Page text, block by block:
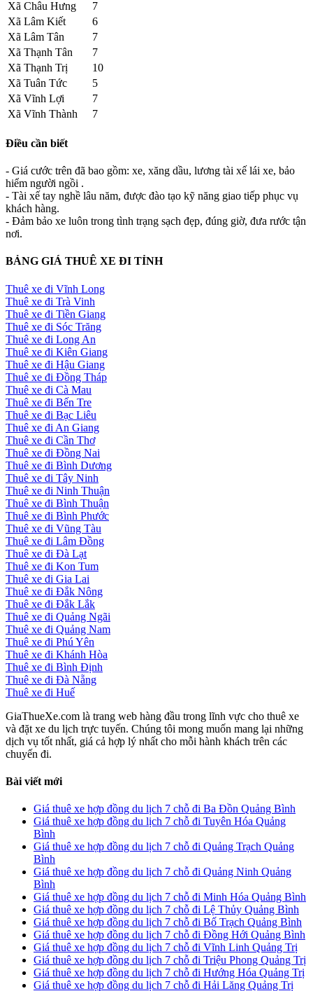
Xã Châu Hưng
7
Xã Lâm Kiết
6
Xã Lâm Tân
7
Xã Thạnh Tân
7
Xã Thạnh Trị
10
Xã Tuân Tức
5
Xã Vĩnh Lợi
7
Xã Vĩnh Thành
7
Điều cần biết
- Giá cước trên đã bao gồm: xe, xăng dầu, lương tài xế lái xe, bảo
hiểm người ngồi .
- Tài xế tay nghề lâu năm, được đào tạo kỹ năng giao tiếp phục vụ
khách hàng.
- Đảm bảo xe luôn trong tình trạng sạch đẹp, đúng giờ, đưa rước tận
nơi.
BẢNG GIÁ THUÊ XE ĐI TỈNH
Thuê xe đi Vĩnh Long
Thuê xe đi Trà Vinh
Thuê xe đi Tiền Giang
Thuê xe đi Sóc Trăng
Thuê xe đi Long An
Thuê xe đi Kiên Giang
Thuê xe đi Hậu Giang
Thuê xe đi Đồng Tháp
Thuê xe đi Cà Mau
Thuê xe đi Bến Tre
Thuê xe đi Bạc Liêu
Thuê xe đi An Giang
Thuê xe đi Cần Thơ
Thuê xe đi Đồng Nai
Thuê xe đi Bình Dương
Thuê xe đi Tây Ninh
Thuê xe đi Ninh Thuận
Thuê xe đi Bình Thuận
Thuê xe đi Bình Phước
Thuê xe đi Vũng Tàu
Thuê xe đi Lâm Đồng
Thuê xe đi Đà Lạt
Thuê xe đi Kon Tum
Thuê xe đi Gia Lai
Thuê xe đi Đắk Nông
Thuê xe đi Đắk Lắk
Thuê xe đi Quảng Ngãi
Thuê xe đi Quảng Nam
Thuê xe đi Phú Yên
Thuê xe đi Khánh Hòa
Thuê xe đi Bình Định
Thuê xe đi Đà Nẵng
Thuê xe đi Huế
GiaThueXe.com là trang web hàng đầu trong lĩnh vực cho thuê xe
và đặt xe du lịch trực tuyến. Chúng tôi mong muốn mang lại những
dịch vụ tốt nhất, giá cả hợp lý nhất cho mỗi hành khách trên các
chuyến đi.
Bài viết mới
Giá thuê xe hợp đồng du lịch 7 chỗ đi Ba Đồn Quảng Bình
Giá thuê xe hợp đồng du lịch 7 chỗ đi Tuyên Hóa Quảng
Bình
Giá thuê xe hợp đồng du lịch 7 chỗ đi Quảng Trạch Quảng
Bình
Giá thuê xe hợp đồng du lịch 7 chỗ đi Quảng Ninh Quảng
Bình
Giá thuê xe hợp đồng du lịch 7 chỗ đi Minh Hóa Quảng Bình
Giá thuê xe hợp đồng du lịch 7 chỗ đi Lệ Thủy Quảng Bình
Giá thuê xe hợp đồng du lịch 7 chỗ đi Bố Trạch Quảng Bình
Giá thuê xe hợp đồng du lịch 7 chỗ đi Đồng Hới Quảng Bình
Giá thuê xe hợp đồng du lịch 7 chỗ đi Vĩnh Linh Quảng Trị
Giá thuê xe hợp đồng du lịch 7 chỗ đi Triệu Phong Quảng Trị
Giá thuê xe hợp đồng du lịch 7 chỗ đi Hướng Hóa Quảng Trị
Giá thuê xe hợp đồng du lịch 7 chỗ đi Hải Lăng Quảng Trị